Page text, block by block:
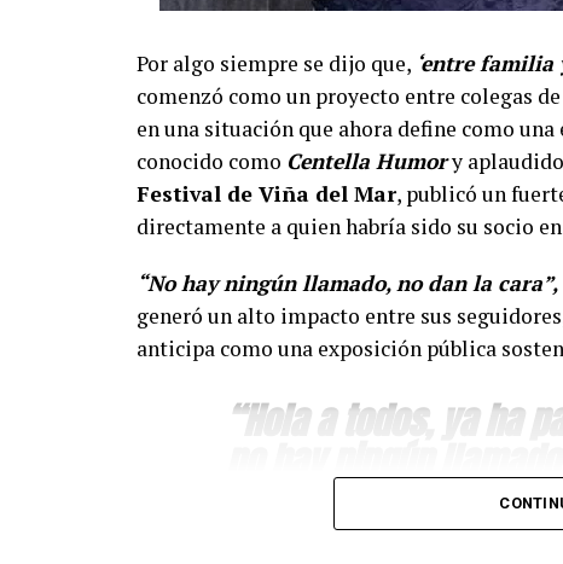
Por algo siempre se dijo que, ‘entre familia
comenzó como un proyecto entre colegas
en una situación que ahora define como
conocido como Centella Humory
Festival de Viña del Mar, publicó un
directamente a quien habría sido su socio
“No hay ningún llamado, no dan la cara”,
generó un alto impacto entre sus
anticipa como una exposición pública
“Hola a todos, ya ha
para pagar lo que yo